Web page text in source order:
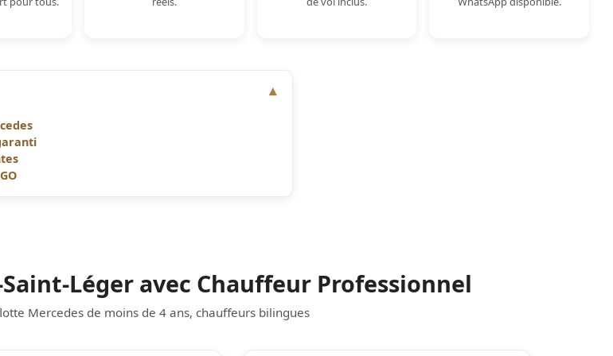
Léger avec Chauffeur Professionnel
Mercedes de moins de 4 ans, chauffeurs bilingues